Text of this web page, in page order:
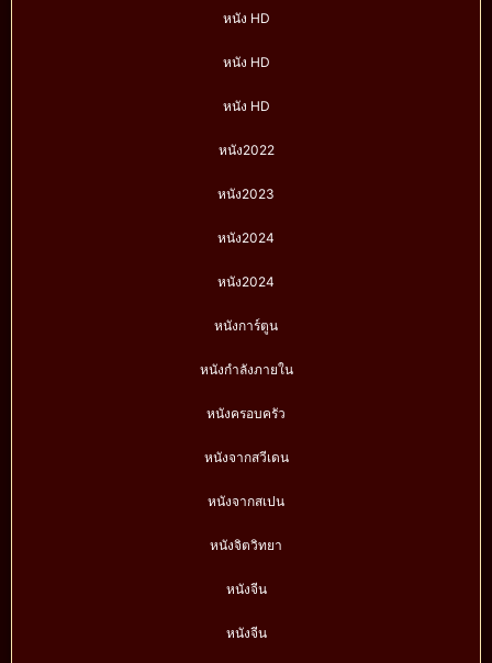
หนัง HD
หนัง HD
หนัง HD
หนัง2022
หนัง2023
หนัง2024
หนัง2024
หนังการ์ตูน
หนังกำลังภายใน
หนังครอบครัว
หนังจากสวีเดน
หนังจากสเปน
หนังจิตวิทยา
หนังจีน
หนังจีน